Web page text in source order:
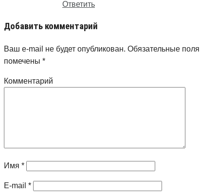
Ответить
Добавить комментарий
Ваш e-mail не будет опубликован. Обязательные поля
помечены *
Комментарий
Имя *
E-mail *